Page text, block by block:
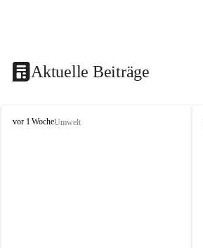
Aktuelle Beiträge
V
vor 1 WocheUmwelt